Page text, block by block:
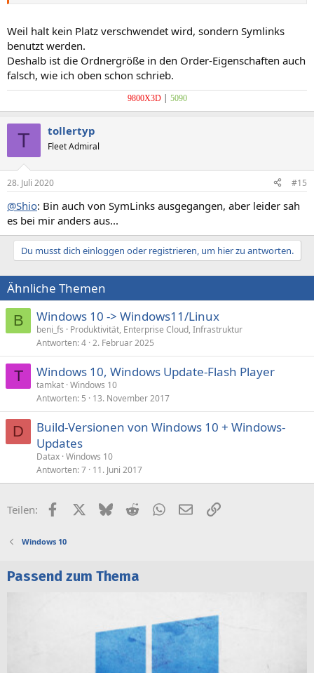
Weil halt kein Platz verschwendet wird, sondern Symlinks
benutzt werden.
Deshalb ist die Ordnergröße in den Order-Eigenschaften auch
falsch, wie ich oben schon schrieb.
9800X3D | 5090
T tollertyp
Fleet Admiral
28. Juli 2020 #15
@Shio: Bin auch von SymLinks ausgegangen, aber leider sah
es bei mir anders aus...
Du musst dich einloggen oder registrieren, um hier zu antworten.
Ähnliche Themen
B Windows 10 -> Windows11/Linux
beni_fs
Produktivität, Enterprise Cloud, Infrastruktur
Antworten 4 2. Februar 2025
T Windows 10, Windows Update-Flash Player
tamkat Windows 10
Antworten 5 13. November 2017
D
Build-Versionen von Windows 10 + Windows-
Updates
Datax Windows 10
Antworten 7 11. Juni 2017
Teilen: FacebookX (Twitter)
BlueskyRedditWhatsApp
E-MailLink
Windows 10
Passend zum Thema